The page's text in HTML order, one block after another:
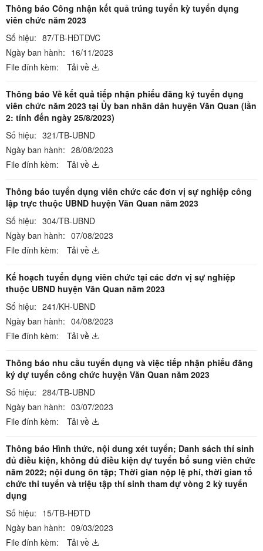
Thông báo Công nhận kết quả trúng tuyển kỳ tuyển dụng
viên chức năm 2023
Số hiệu: 87/TB-HĐTDVC
Ngày ban hành: 16/11/2023
File đính kèm:
Tải về
Thông báo Về kết quả tiếp nhận phiếu đăng ký tuyển dụng
viên chức năm 2023 tại Ủy ban nhân dân huyện Văn Quan (lần
2: tính đến ngày 25/8/2023)
Số hiệu: 321/TB-UBND
Ngày ban hành: 28/08/2023
File đính kèm:
Tải về
Thông báo tuyển dụng viên chức các đơn vị sự nghiệp công
lập trực thuộc UBND huyện Văn Quan năm 2023
Số hiệu: 304/TB-UBND
Ngày ban hành: 07/08/2023
File đính kèm:
Tải về
Kế hoạch tuyển dụng viên chức tại các đơn vị sự nghiệp
thuộc UBND huyện Văn Quan năm 2023
Số hiệu: 241/KH-UBND
Ngày ban hành: 04/08/2023
File đính kèm:
Tải về
Thông báo nhu cầu tuyển dụng và việc tiếp nhận phiếu đăng
ký dự tuyển công chức huyện Văn Quan năm 2023
Số hiệu: 284/TB-UBND
Ngày ban hành: 03/07/2023
File đính kèm:
Tải về
Thông báo Hình thức, nội dung xét tuyển; Danh sách thí sinh
đủ điều kiện, không đủ điều kiện dự tuyển bổ sung viên chức
năm 2022; nội dung ôn tập; Thời gian nộp lệ phí, thời gian tổ
chức thi tuyển và triệu tập thí sinh tham dự vòng 2 kỳ tuyển
dụng
Số hiệu: 15/TB-HĐTD
Ngày ban hành: 09/03/2023
File đính kèm:
Tải về